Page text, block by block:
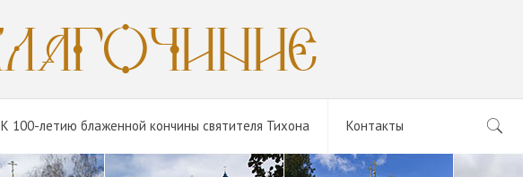
К 100-летию блаженной кончины святителя Тихона Контакты